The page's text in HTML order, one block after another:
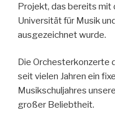
Projekt, das bereits mit
Universität für Musik
ausgezeichnet wurde.
Die Orchesterkonzerte
seit vielen Jahren ein
Musikschuljahres
großer Beliebtheit.